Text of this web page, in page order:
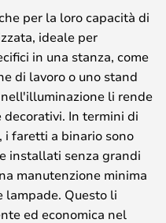
per la loro capacità di
ideale per
in una stanza, come
di lavoro o uno stand
li rende
In termini di
i faretti a binario sono
installati senza grandi
manutenzione minima
Questo li
ed economica nel